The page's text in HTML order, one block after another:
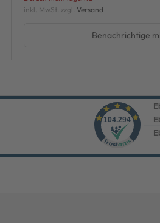
inkl. MwSt. zzgl. Versand
Benachrichtige